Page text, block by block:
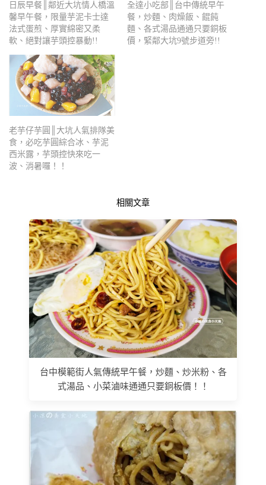
日辰早餐║鄰近大坑情人橋溫
馨早午餐，限量芋泥卡士達
法式蛋煎、厚實綿密又柔
軟、絕對讓芋頭控暴動!!
全達小吃部║台中傳統早午
餐，炒麵、肉燥飯、餛飩
麵、各式湯品通通只要銅板
價，緊鄰大坑9號步道旁!!
老芋仔芋圓║大坑人氣排隊美
食，必吃芋圓綜合冰、芋泥
西米露，芋頭控快來吃一
波、消暑囉！！
相關文章
台中模範街人氣傳統早午餐，炒麵、炒米粉、各
式湯品、小菜滷味通通只要銅板價！！